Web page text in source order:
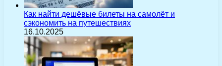
Как найти дешёвые билеты на самолёт и
сэкономить на путешествиях
16.10.2025